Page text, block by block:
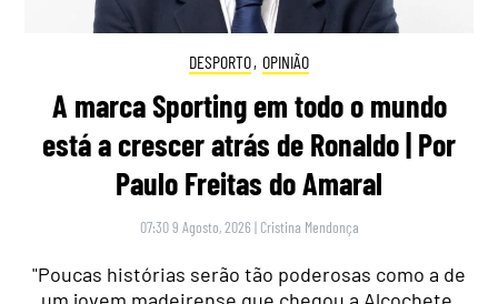
DESPORTO, OPINIÃO
A marca Sporting em todo o mundo
está a crescer atrás de Ronaldo | Por
Paulo Freitas do Amaral
07:30 9 Agosto, 2026 | Cristina Mendonça
"Poucas histórias serão tão poderosas como a de
um jovem madeirense que chegou a Alcochete,